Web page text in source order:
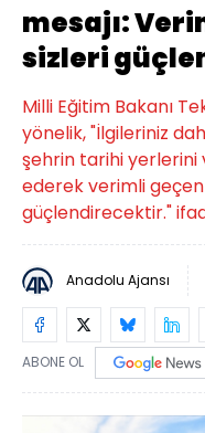
mesajı:
sizleri
Milli Eğitim Bakanı
yönelik, "İlgileriniz
şehrin tarihi yerlerini
ederek verimli
güçlendirecektir."
Anadolu Ajansı
ABONE OL